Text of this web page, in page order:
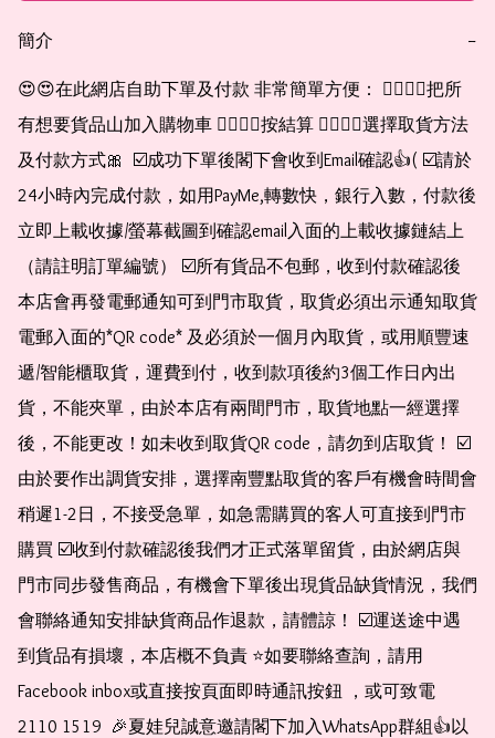
簡介 −
😍😍在此網店自助下單及付款 非常簡單方便： 👉🏻👉🏻把所
有想要貨品山加入購物車 👉🏻👉🏻按結算 👉🏻👉🏻選擇取貨方法
及付款方式🎀  ☑️成功下單後閣下會收到Email確認👍( ☑️請於
24小時內完成付款，如用PayMe,轉數快，銀行入數，付款後
立即上載收據/螢幕截圖到確認email入面的上載收據鏈結上
（請註明訂單編號） ☑️所有貨品不包郵，收到付款確認後
本店會再發電郵通知可到門市取貨，取貨必須出示通知取貨
電郵入面的*QR code* 及必須於一個月內取貨，或用順豐速
遞/智能櫃取貨，運費到付，收到款項後約3個工作日內出
貨，不能夾單，由於本店有兩間門市，取貨地點一經選擇
後，不能更改！如未收到取貨QR code，請勿到店取貨！ ☑️
由於要作出調貨安排，選擇南豐點取貨的客戶有機會時間會
稍遲1-2日，不接受急單，如急需購買的客人可直接到門市
購買 ☑️收到付款確認後我們才正式落單留貨，由於網店與
門市同步發售商品，有機會下單後出現貨品缺貨情況，我們
會聯絡通知安排缺貨商品作退款，請體諒！ ☑️運送途中遇
到貨品有損壞，本店概不負責 ⭐️如要聯絡查詢，請用
Facebook inbox或直接按頁面即時通訊按鈕 ，或可致電
2110 1519  🎉夏娃兒誠意邀請閣下加入WhatsApp群組👍以